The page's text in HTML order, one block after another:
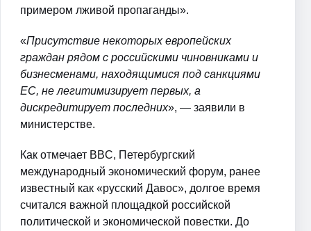
примером лживой пропаганды».
«Присутствие некоторых европейских
граждан рядом с российскими чиновниками и
бизнесменами, находящимися под санкциями
ЕС, не легитимизирует первых, а
дискредитирует последних», — заявили в
министерстве.
Как отмечает BBC, Петербургский
международный экономический форум, ранее
известный как «русский Давос», долгое время
считался важной площадкой российской
политической и экономической повестки. До